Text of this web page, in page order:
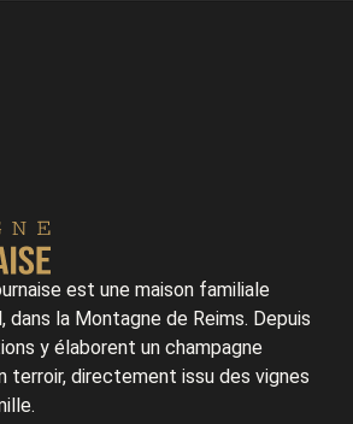
est une maison familiale
dans la Montagne de Reims. Depuis
y élaborent un champagne
terroir, directement issu des vignes